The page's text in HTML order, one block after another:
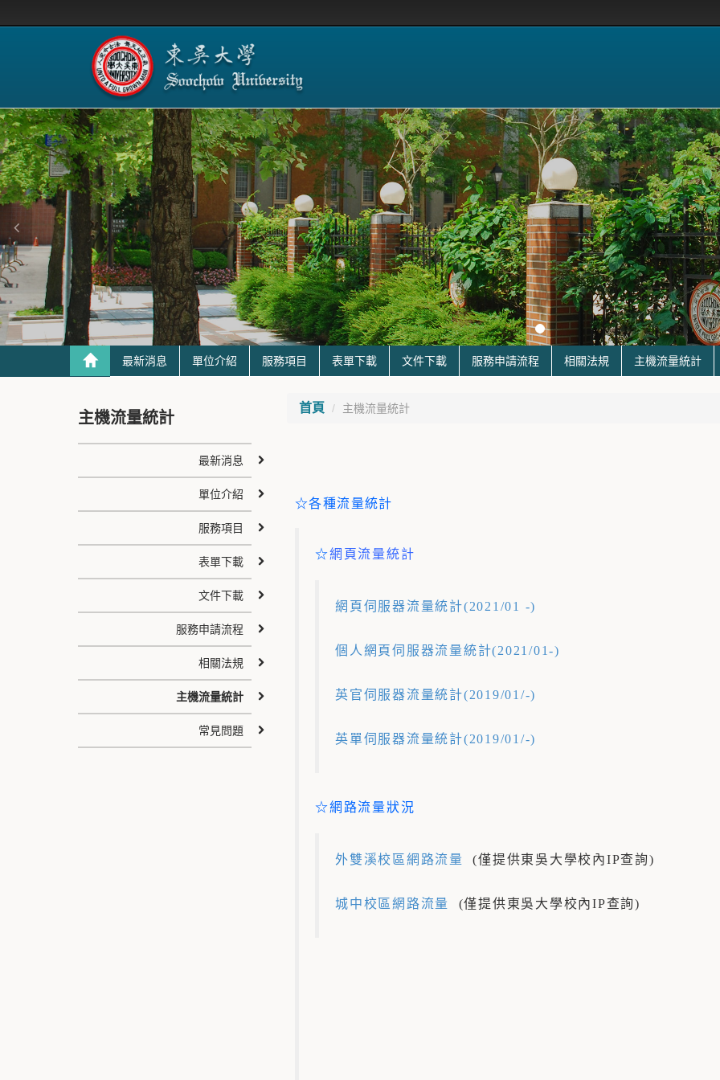
最新消息 單位介紹 服務項目 表單下載 文件下載 服務申請流程 相關法規 主機流量統計
首頁 主機流量統計
☆各種流量統計
☆網頁流量統計
網頁伺服器流量統計(2021/01 -)
個人網頁伺服器流量統計(2021/01-)
英官伺服器流量統計(2019/01/-)
英單伺服器流量統計(2019/01/-)
☆網路流量狀況
外雙溪校區網路流量 (僅提供東吳大學校內IP查詢)
城中校區網路流量 (僅提供東吳大學校內IP查詢)
主機流量統計
最新消息
單位介紹
服務項目
表單下載
文件下載
服務申請流程
相關法規
主機流量統計
常見問題